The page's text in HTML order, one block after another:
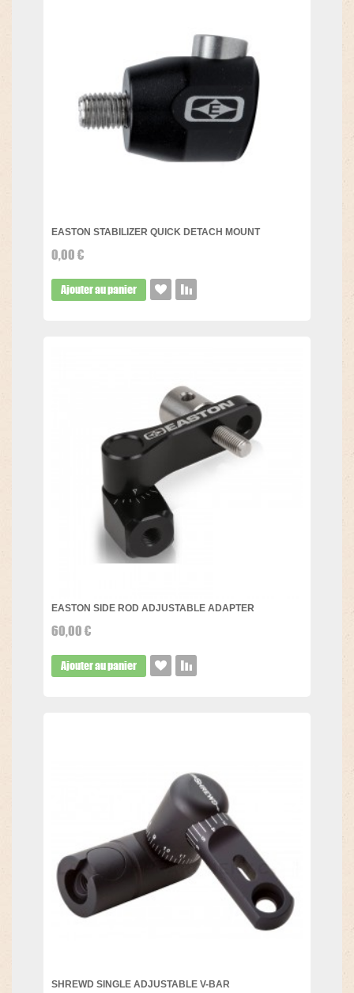
EASTON STABILIZER QUICK DETACH MOUNT
0,00 €
Ajouter au panier
EASTON SIDE ROD ADJUSTABLE ADAPTER
60,00 €
Ajouter au panier
SHREWD SINGLE ADJUSTABLE V-BAR